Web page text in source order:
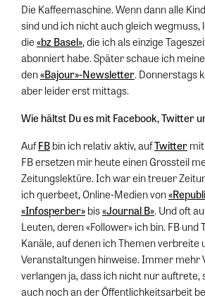
Die Kaffeemaschine. Wenn dann alle
sind und ich nicht auch gleich wegmuss,
die«bz Basel», die ich als einzige
abonniert habe. Später schaue ich
den«Bajour»-Newsletter. Donnerstags
aber leider erst mittags.
Wie hältst Du es mit Facebook, Twitter
AufFBbin ich relativ aktiv, aufTwitter
FB ersetzen mir heute einen Grossteil
Zeitungslektüre. Ich war ein treuer
ich querbeet, Online-Medien von
«Infosperber»bis«Journal B». Und oft
Leuten, deren «Follower» ich bin. FB und
Kanäle, auf denen ich Themen verbreite
Veranstaltungen hinweise. Immer mehr
verlangen ja, dass ich nicht nur
auch noch an der Öffentlichkeitsarbeit